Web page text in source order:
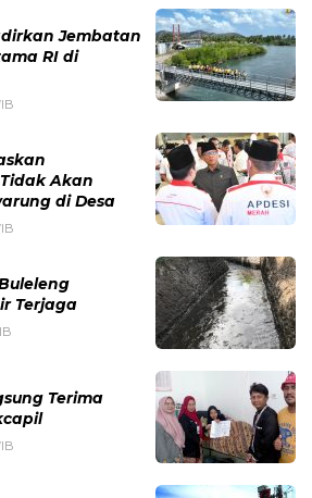
Jembatan
RI di
Akan
di Desa
Terjaga
Terima